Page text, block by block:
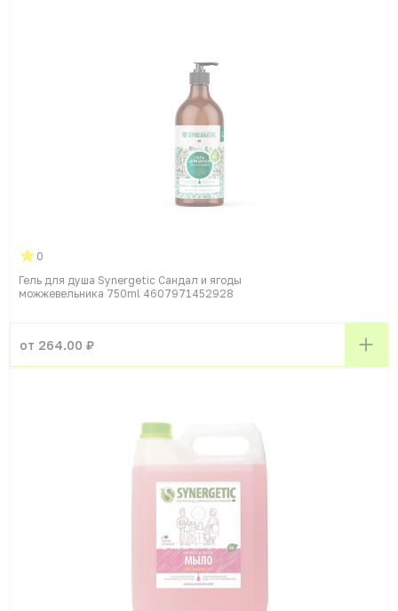
0
Гель для душа Synergetic Сандал и ягоды
можжевельника 750ml 4607971452928
от 264.00 ₽